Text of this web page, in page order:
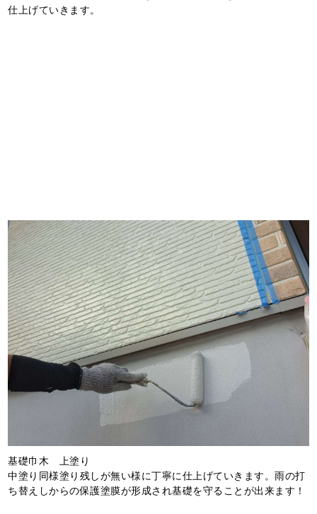
仕上げていきます。
基礎巾木 上塗り
中塗り同様塗り残しが無い様に丁寧に仕上げていきます。雨の打
ち替えしからの保護塗膜が形成され基礎を守ることが出来ます！